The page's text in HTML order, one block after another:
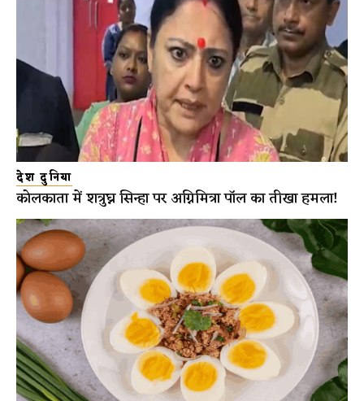
देश दुनिया
कोलकाता में शत्रुघ्न सिन्हा पर अग्निमित्रा पॉल का तीखा हमला!